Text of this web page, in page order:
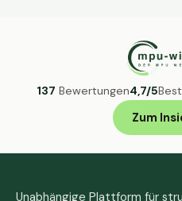
137 Bewertungen4,7/5
Zum
Unabhängige Plattform für